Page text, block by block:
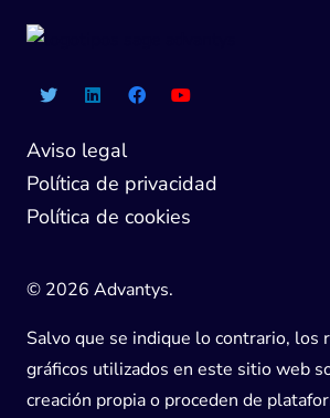
Aviso legal
Política de privacidad
Política de cookies
© 2026 Advantys.
Salvo que se indique lo contrario, los
gráficos utilizados en este sitio web
creación propia o proceden de